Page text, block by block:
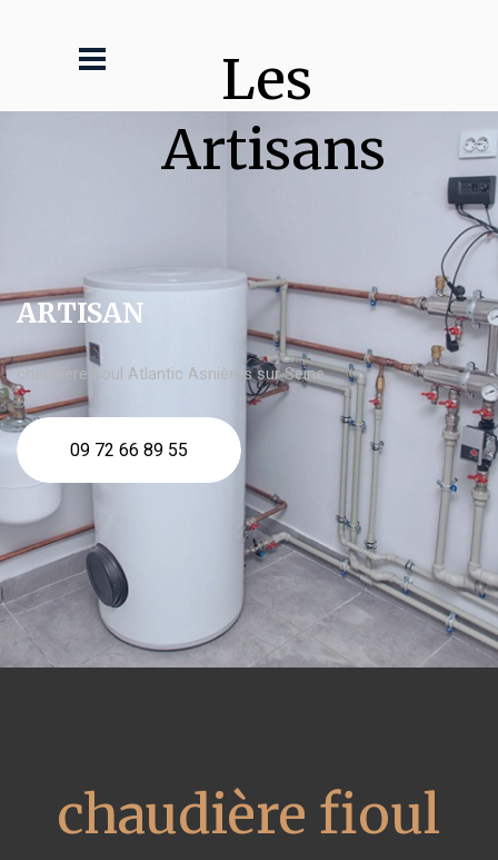
Les
Artisans
ARTISAN
chaudière fioul Atlantic Asnières sur Seine
09 72 66 89 55
chaudière fioul